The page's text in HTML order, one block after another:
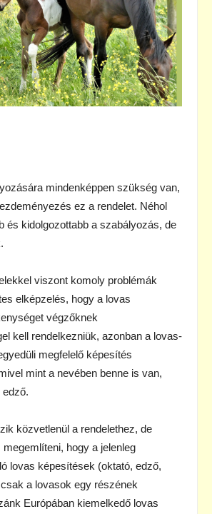
mindenképpen szükség van,
ez a rendelet. Néhol
és kidolgozottabb a szabályozás, de
viszont komoly problémák
elképzelés, hogy a lovas
végzőknek
kell rendelkezniük, azonban a lovas-
megfelelő képesítés
mint a nevében benne is van,
közvetlenül a rendelethez, de
hogy a jelenleg
lovas képesítések (oktató, edző,
a lovasok egy részének
Európában kiemelkedő lovas